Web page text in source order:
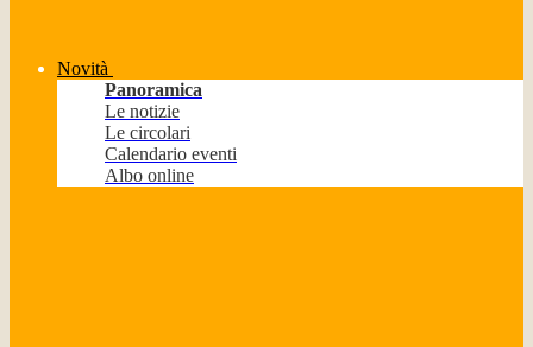
Novità
Panoramica
Le notizie
Le circolari
Calendario eventi
Albo online